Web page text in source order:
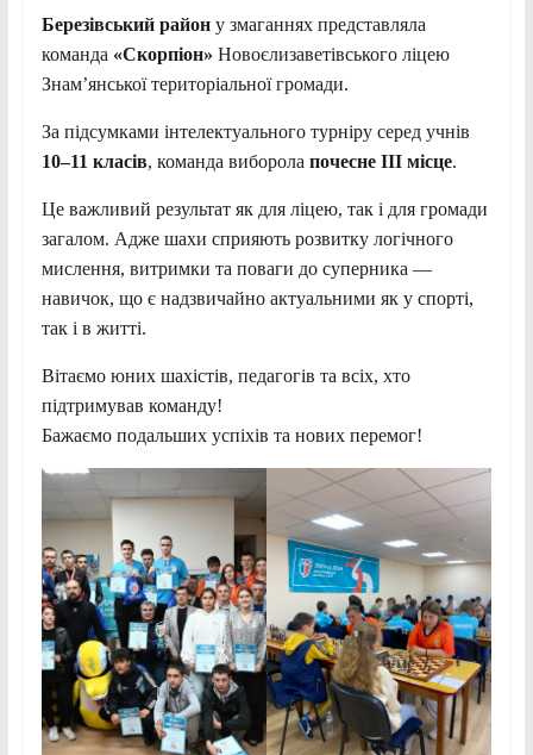
Березівський району змаганнях представляла
команда «Скорпіон» Новоєлизаветівського ліцею
Знам’янської територіальної громади.
За підсумками інтелектуального турніру серед учнів
10–11 класів, команда виборола почесне ІІІ місце.
Це важливий результат як для ліцею, так і для громади
загалом. Адже шахи сприяють розвитку логічного
мислення, витримки та поваги до суперника —
навичок, що є надзвичайно актуальними як у спорті,
так і в житті.
Вітаємо юних шахістів, педагогів та всіх, хто
підтримував команду!
Бажаємо подальших успіхів та нових перемог!